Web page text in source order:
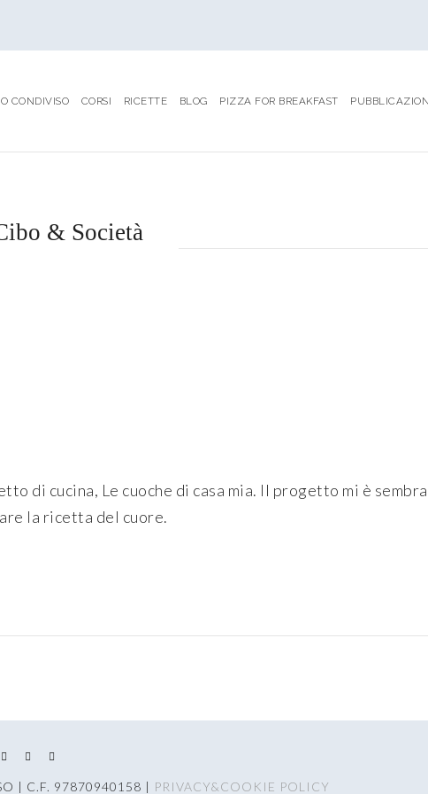
CONDIVISO CORSI RICETTE BLOG PIZZA FOR BREAKFAST
& Società
di cucina, Le cuoche di casa mia. Il progetto mi è
la ricetta del cuore.
| C.F. 97870940158 | PRIVACY&COOKIE POLICY